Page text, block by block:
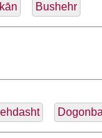
Bushehr